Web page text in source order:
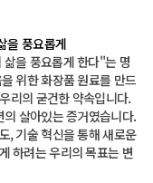
을 풍요롭게
을 풍요롭게 한다"는 명
위한 화장품 원료를 만드
리의 굳건한 약속입니다.
살아있는 증거였습니다.
, 기술 혁신을 통해 새로운
하려는 우리의 목표는 변